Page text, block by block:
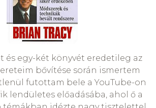
szerintetek?
akartam írni, mert
került egy tanulmány, amely
gyerekek 5%-a már
belga, holland gyerekek 70-80 %
és egy-két könyvét eredetileg az
bővítése során ismertem
futottam bele a YouTube-on
lendületes előadásába, ahol ő a